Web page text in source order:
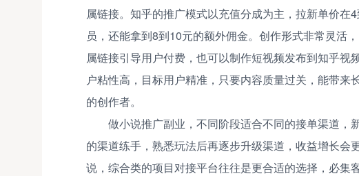
属链接。知乎的推广模式以充值分成为主，拉新单价在
员，还能拿到8到10元的额外佣金。创作形式非常灵活
属链接引导用户付费，也可以制作短视频发布到知乎视
户粘性高，目标用户精准，只要内容质量过关，能带
的创作者。
做小说推广副业，不同阶段适合不同的接单渠道，
的渠道练手，熟悉玩法后再逐步升级渠道，收益增长会
说，综合类的项目对接平台往往是更合适的选择，必集